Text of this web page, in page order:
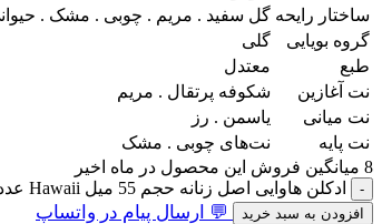
ساختار رایحه گل سفید . مریم . چوبی . مشک .
گروه بویایی
گلی
طبع
معتدل
نت آغازین
شکوفه پرتقال . مریم
نت میانی
یاسمن . رز
نت پایه
نت‌های چوبی . مشک
8 میانگین فروش این محصول در ماه اخیر
ادکلن هاوایی اصل زنانه حجم 55 میل Hawaii عدد
افزودن به سبد خرید 💬 ارسال پیام در واتساپ